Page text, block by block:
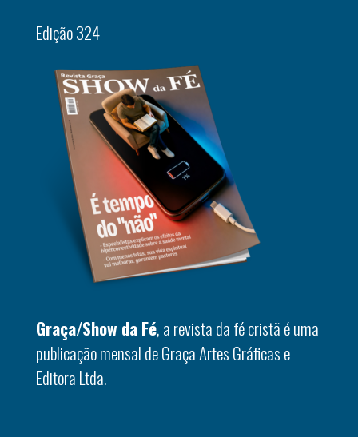
Edição 324
Graça/Show da Fé, a revista da fé cristã é uma
publicação mensal de Graça Artes Gráficas e
Editora Ltda.